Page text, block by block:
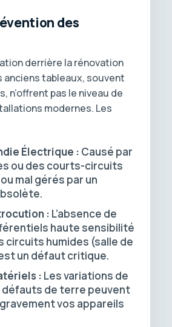
des
derrière la rénovation
anciens tableaux, souvent
n’offrent pas le niveau de
modernes. Les
Électrique : Causé par
ou des courts-circuits
mal gérés par un
: L’absence de
haute sensibilité
circuits humides (salle de
un défaut critique.
: Les variations de
défauts de terre peuvent
vos appareils